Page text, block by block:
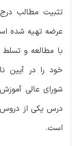
تثبیت مطالب
عرضه تهیه شده
با مطالعه و تسلط
شورای عالی
درس یکی از دروس
است.